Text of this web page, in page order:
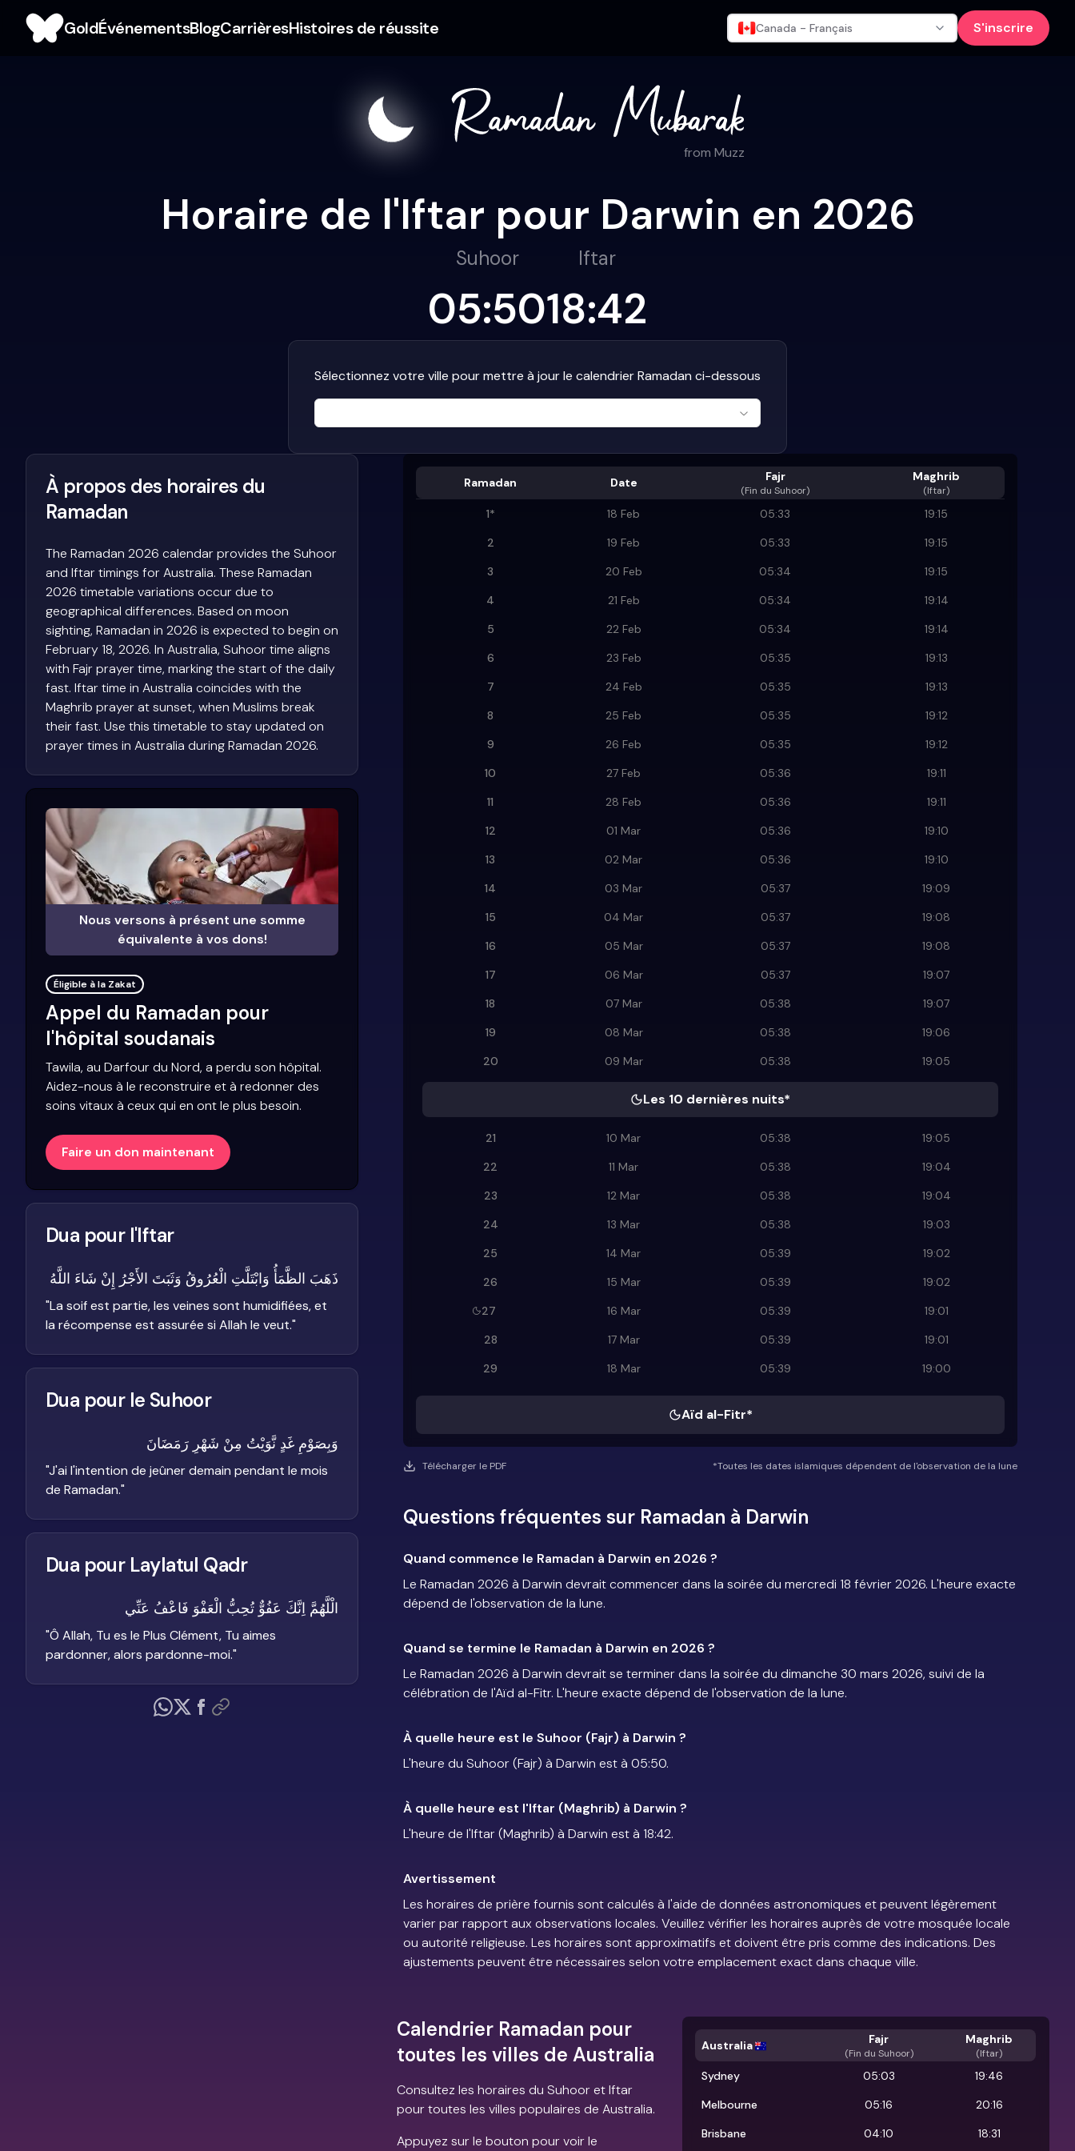
GoldÉvénementsBlogCarrièresHistoires de réussite Canada - Français S'inscrire
from Muzz
Horaire de l'Iftar pour Darwin en 2026
Suhoor
05:50
Iftar
18:42
Sélectionnez votre ville pour mettre à jour le calendrier Ramadan ci-dessous
Ramadan Date Fajr
(Fin du Suhoor)
Maghrib
(Iftar)
1* 18 Feb 05:33
19:15
2
19 Feb 05:33
19:15
3
20 Feb 05:34
19:15
4
21 Feb 05:34
19:14
5
22 Feb 05:34
19:14
6
23 Feb 05:35
19:13
7
24 Feb 05:35
19:13
8
25 Feb 05:35
19:12
9
26 Feb 05:35
19:12
10
27 Feb 05:36
19:11
11
28 Feb 05:36
19:11
12
01 Mar 05:36
19:10
13
02 Mar 05:36
19:10
14
03 Mar 05:37
19:09
15
04 Mar 05:37
19:08
16
05 Mar 05:37
19:08
17
06 Mar 05:37
19:07
18
07 Mar 05:38
19:07
19
08 Mar 05:38
19:06
20
09 Mar 05:38 19:05
Les 10 dernières nuits*
21 10 Mar 05:38
19:05
22
11 Mar 05:38
19:04
23
12 Mar 05:38
19:04
24
13 Mar 05:38
19:03
25
14 Mar 05:39
19:02
26
15 Mar 05:39
19:02
27
16 Mar 05:39
19:01
28
17 Mar 05:39
19:01
29
18 Mar 05:39 19:00
Aïd al-Fitr*
Télécharger le PDF *Toutes les dates islamiques dépendent de l'observation de la lune
Questions fréquentes sur Ramadan à Darwin
Quand commence le Ramadan à Darwin en 2026 ?
Le Ramadan 2026 à Darwin devrait commencer dans la soirée du mercredi 18 février 2026. L'heure exacte
dépend de l'observation de la lune.
Quand se termine le Ramadan à Darwin en 2026 ?
Le Ramadan 2026 à Darwin devrait se terminer dans la soirée du dimanche 30 mars 2026, suivi de la
célébration de l'Aïd al-Fitr. L'heure exacte dépend de l'observation de la lune.
À quelle heure est le Suhoor (Fajr) à Darwin ?
L'heure du Suhoor (Fajr) à Darwin est à 05:50.
À quelle heure est l'Iftar (Maghrib) à Darwin ?
L'heure de l'Iftar (Maghrib) à Darwin est à 18:42.
Avertissement
Les horaires de prière fournis sont calculés à l'aide de données astronomiques et peuvent légèrement
varier par rapport aux observations locales. Veuillez vérifier les horaires auprès de votre mosquée locale
ou autorité religieuse. Les horaires sont approximatifs et doivent être pris comme des indications. Des
ajustements peuvent être nécessaires selon votre emplacement exact dans chaque ville.
Calendrier Ramadan pour
toutes les villes de Australia
Consultez les horaires du Suhoor et Iftar
pour toutes les villes populaires de Australia.
Appuyez sur le bouton pour voir le
Australia Fajr
(Fin du Suhoor)
Maghrib
(Iftar)
Sydney 05:03
19:46
Melbourne
05:16
20:16
Brisbane
04:10
18:31
À propos des horaires du
Ramadan
The Ramadan 2026 calendar provides the Suhoor
and Iftar timings for Australia. These Ramadan
2026 timetable variations occur due to
geographical differences. Based on moon
sighting, Ramadan in 2026 is expected to begin on
February 18, 2026. In Australia, Suhoor time aligns
with Fajr prayer time, marking the start of the daily
fast. Iftar time in Australia coincides with the
Maghrib prayer at sunset, when Muslims break
their fast. Use this timetable to stay updated on
prayer times in Australia during Ramadan 2026.
Nous versons à présent une somme
équivalente à vos dons!
Éligible à la Zakat
Appel du Ramadan pour
l'hôpital soudanais
Tawila, au Darfour du Nord, a perdu son hôpital.
Aidez-nous à le reconstruire et à redonner des
soins vitaux à ceux qui en ont le plus besoin.
Faire un don maintenant
Dua pour l'Iftar
ذَهَبَ الظَّمَأُ وَابْتَلَّتِ الْعُرُوقُ وَثَبَتَ الأَجْرُ إِنْ شَاءَ اللَّهُ
"La soif est partie, les veines sont humidifiées, et
la récompense est assurée si Allah le veut."
Dua pour le Suhoor
وَبِصَوْمِ غَدٍ نَّوَيْتُ مِنْ شَهْرِ رَمَضَانَ
"J'ai l'intention de jeûner demain pendant le mois
de Ramadan."
Dua pour Laylatul Qadr
الْلَّهُمَّ اِنَّكَ عَفُوٌّ تُحِبُّ الْعَفْوَ فَاعْفُ عَنِّي
"Ô Allah, Tu es le Plus Clément, Tu aimes
pardonner, alors pardonne-moi."